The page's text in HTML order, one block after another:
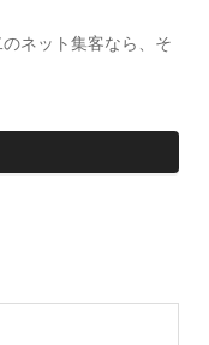
ネット集客なら、そ